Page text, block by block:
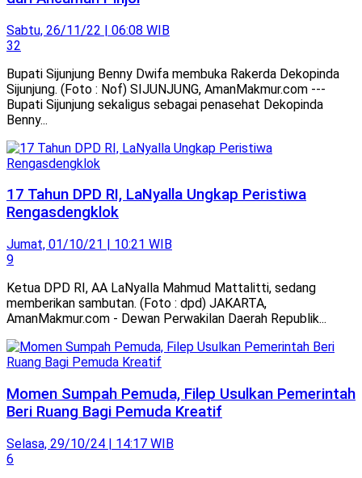
Sabtu, 26/11/22 | 06:08 WIB
32
Bupati Sijunjung Benny Dwifa membuka Rakerda Dekopinda
Sijunjung. (Foto : Nof) SIJUNJUNG, AmanMakmur.com ---
Bupati Sijunjung sekaligus sebagai penasehat Dekopinda
Benny...
17 Tahun DPD RI, LaNyalla Ungkap Peristiwa
Rengasdengklok
Jumat, 01/10/21 | 10:21 WIB
9
Ketua DPD RI, AA LaNyalla Mahmud Mattalitti, sedang
memberikan sambutan. (Foto : dpd) JAKARTA,
AmanMakmur.com - Dewan Perwakilan Daerah Republik...
Momen Sumpah Pemuda, Filep Usulkan Pemerintah
Beri Ruang Bagi Pemuda Kreatif
Selasa, 29/10/24 | 14:17 WIB
6